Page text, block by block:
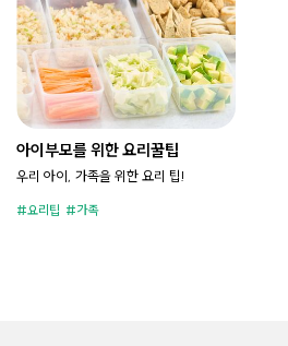
아이부모를 위한 요리꿀팁
우리 아이, 가족을 위한 요리 팁!
요리팁 가족